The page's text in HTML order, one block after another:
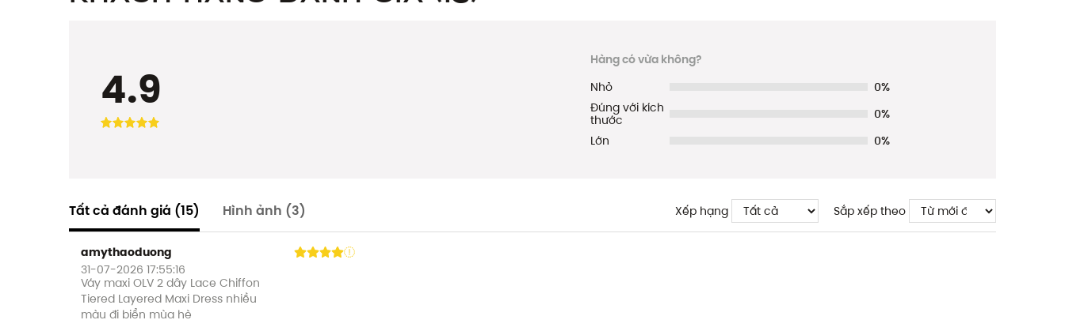
4.9
Hàng có vừa không?
Nhỏ
0%
Đúng với kích
thước
0%
Lớn
0%
Tất cả đánh giá (15) Hình ảnh (3) Xếp hạng Sắp xếp theo
amythaoduong
31-07-2026 17:55:16
Váy maxi OLV 2 dây Lace Chiffon
Tiered Layered Maxi Dress nhiều
màu đi biển mùa hè